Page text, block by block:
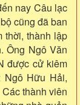
nay Câu lạc
cũng đã ban
thời, thành lập
Ông Ngô Văn
được cử kiêm
Hữu Hải,
thành viên